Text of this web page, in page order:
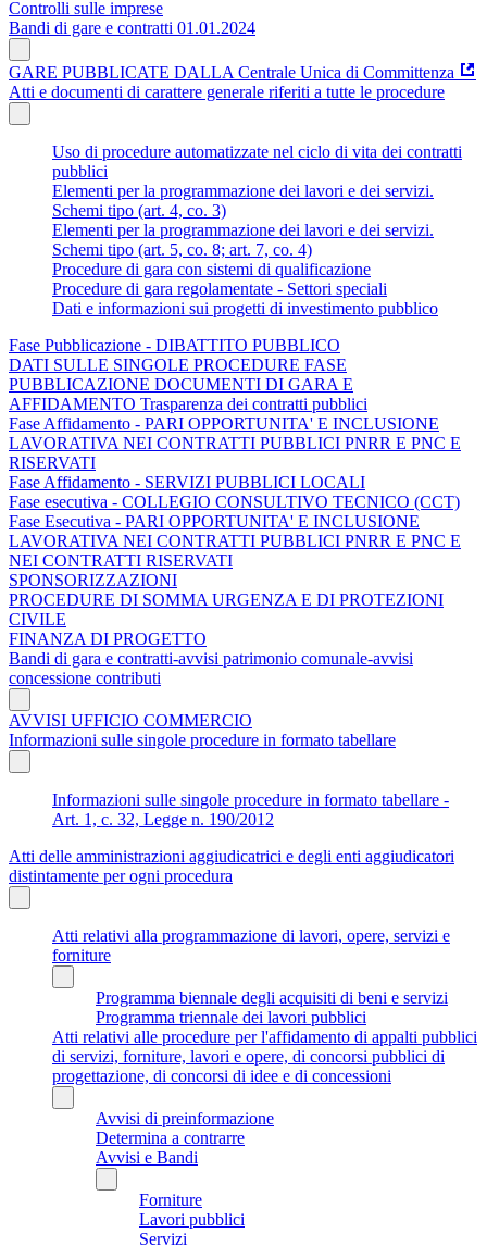
Controlli sulle imprese
Bandi di gare e contratti 01.01.2024
GARE PUBBLICATE DALLA Centrale Unica di Committenza
Atti e documenti di carattere generale riferiti a tutte le procedure
Uso di procedure automatizzate nel ciclo di vita dei contratti
pubblici
Elementi per la programmazione dei lavori e dei servizi.
Schemi tipo (art. 4, co. 3)
Elementi per la programmazione dei lavori e dei servizi.
Schemi tipo (art. 5, co. 8; art. 7, co. 4)
Procedure di gara con sistemi di qualificazione
Procedure di gara regolamentate - Settori speciali
Dati e informazioni sui progetti di investimento pubblico
Fase Pubblicazione - DIBATTITO PUBBLICO
DATI SULLE SINGOLE PROCEDURE FASE
PUBBLICAZIONE DOCUMENTI DI GARA E
AFFIDAMENTO Trasparenza dei contratti pubblici
Fase Affidamento - PARI OPPORTUNITA' E INCLUSIONE
LAVORATIVA NEI CONTRATTI PUBBLICI PNRR E PNC E
RISERVATI
Fase Affidamento - SERVIZI PUBBLICI LOCALI
Fase esecutiva - COLLEGIO CONSULTIVO TECNICO (CCT)
Fase Esecutiva - PARI OPPORTUNITA' E INCLUSIONE
LAVORATIVA NEI CONTRATTI PUBBLICI PNRR E PNC E
NEI CONTRATTI RISERVATI
SPONSORIZZAZIONI
PROCEDURE DI SOMMA URGENZA E DI PROTEZIONI
CIVILE
FINANZA DI PROGETTO
Bandi di gara e contratti-avvisi patrimonio comunale-avvisi
concessione contributi
AVVISI UFFICIO COMMERCIO
Informazioni sulle singole procedure in formato tabellare
Informazioni sulle singole procedure in formato tabellare -
Art. 1, c. 32, Legge n. 190/2012
Atti delle amministrazioni aggiudicatrici e degli enti aggiudicatori
distintamente per ogni procedura
Atti relativi alla programmazione di lavori, opere, servizi e
forniture
Programma biennale degli acquisiti di beni e servizi
Programma triennale dei lavori pubblici
Atti relativi alle procedure per l'affidamento di appalti pubblici
di servizi, forniture, lavori e opere, di concorsi pubblici di
progettazione, di concorsi di idee e di concessioni
Avvisi di preinformazione
Determina a contrarre
Avvisi e Bandi
Forniture
Lavori pubblici
Servizi